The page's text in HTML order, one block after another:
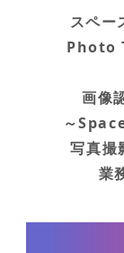
スペー
Photo
画像
～
写真撮
業